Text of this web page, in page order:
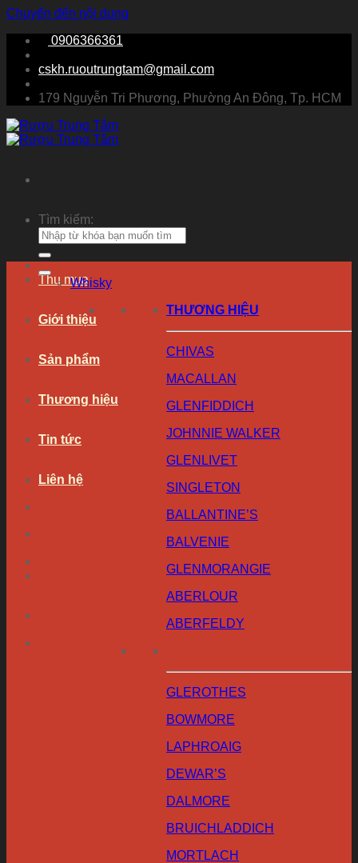
Chuyển đến nội dung
0906366361
cskh.ruoutrungtam@gmail.com
179 Nguyễn Tri Phương, Phường An Đông, Tp. HCM
Tìm kiếm:
Thu mua
Giới thiệu
Sản phẩm
Thương hiệu
Tin tức
Liên hệ
Whisky
THƯƠNG HIỆU
CHIVAS
MACALLAN
GLENFIDDICH
JOHNNIE WALKER
GLENLIVET
SINGLETON
BALLANTINE’S
BALVENIE
GLENMORANGIE
ABERLOUR
ABERFELDY
GLEROTHES
BOWMORE
LAPHROAIG
DEWAR’S
DALMORE
BRUICHLADDICH
MORTLACH